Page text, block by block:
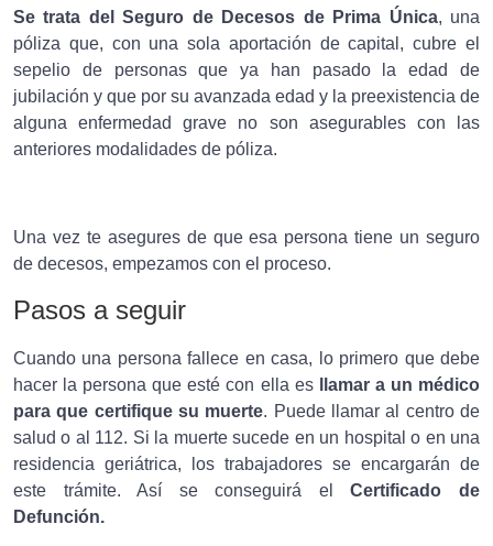
Se trata del Seguro de Decesos de Prima Única, una
póliza que, con una sola aportación de capital, cubre el
sepelio de personas que ya han pasado la edad de
jubilación y que por su avanzada edad y la preexistencia de
alguna enfermedad grave no son asegurables con las
anteriores modalidades de póliza.
Una vez te asegures de que esa persona tiene un seguro
de decesos, empezamos con el proceso.
Pasos a seguir
Cuando una persona fallece en casa, lo primero que debe
hacer la persona que esté con ella esllamar a un médico
para que certifique su muerte. Puede llamar al centro de
salud o al 112. Si la muerte sucede en un hospital o en una
residencia geriátrica, los trabajadores se encargarán de
este trámite. Así se conseguirá elCertificado de
Defunción.